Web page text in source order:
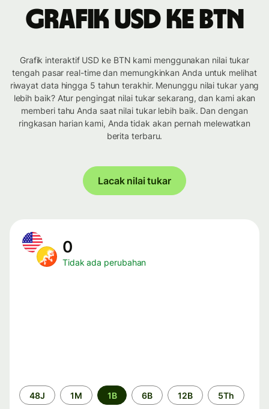
Grafik USD ke BTN
Grafik interaktif USD ke BTN kami menggunakan nilai tukar
tengah pasar real-time dan memungkinkan Anda untuk melihat
riwayat data hingga 5 tahun terakhir. Menunggu nilai tukar yang
lebih baik? Atur pengingat nilai tukar sekarang, dan kami akan
memberi tahu Anda saat nilai tukar lebih baik. Dan dengan
ringkasan harian kami, Anda tidak akan pernah melewatkan
berita terbaru.
Lacak nilai tukar
0
Tidak ada perubahan
Periode
waktu
48J 1M 1B 6B 12B 5Th